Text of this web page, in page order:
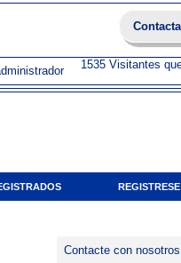
1535 Visitantes
REGISTRESE
Contacte con nosotros